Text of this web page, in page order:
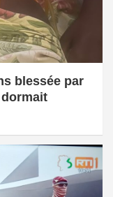
blessée par
dormait